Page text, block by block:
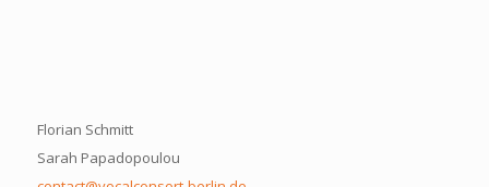
Florian Schmitt
Sarah Papadopoulou